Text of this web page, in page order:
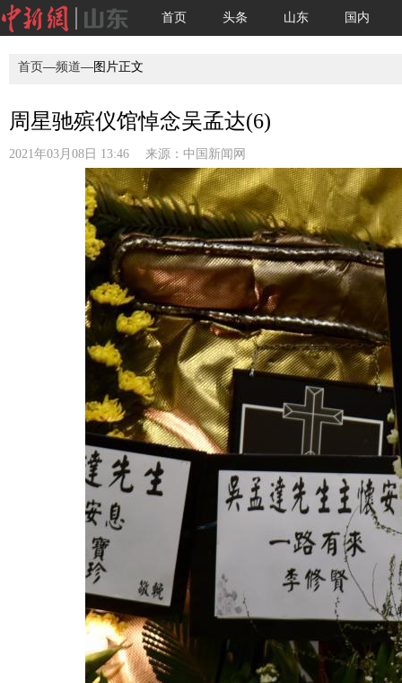
首页 头条 山东 国内
首页—频道—图片正文
周星驰殡仪馆悼念吴孟达(6)
2021年03月08日 13:46 来源： 中国新闻网